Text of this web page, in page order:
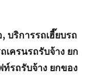
บริการรถเฮี๊ยบรถ
เครนรถรับจ้าง ยก
รถรับจ้าง ยกของ